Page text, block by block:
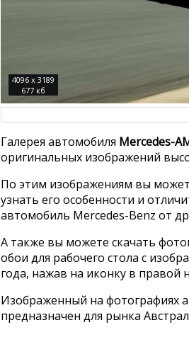
4096 x 3189
677 кб
Галерея автомобиля Mercedes-
оригинальных изображений
По этим изображениям вы
узнать его особенности и
автомобиль Mercedes-Benz от
А также вы можете скачать
обои для рабочего стола с
года, нажав на иконку в правой
Изображенный на фотографиях
предназначен для рынка